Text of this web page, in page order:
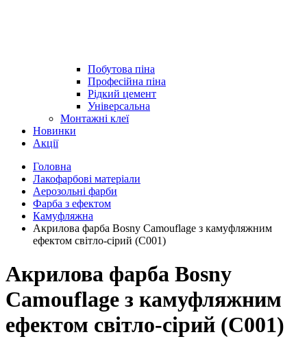
Побутова піна
Професійна піна
Рідкий цемент
Універсальна
Монтажні клеї
Новинки
Акції
Головна
Лакофарбові матеріали
Аерозольні фарби
Фарба з ефектом
Камуфляжна
Акрилова фарба Bosny Camouflage з камуфляжним
ефектом світло-сірий (C001)
Акрилова фарба Bosny
Camouflage з камуфляжним
ефектом світло-сірий (C001)